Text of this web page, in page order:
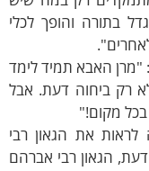
בתורה והופך לכלי
האבא תמיד לימד
ביחוה דעת. אבל
מקום!"
את הגאון רבי
הגאון רבי אברהם